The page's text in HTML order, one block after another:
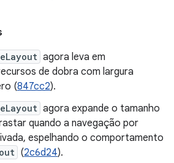
agora leva em
de dobra com largura
(847cc2).
agora expande o tamanho
quando a navegação por
espelhando o comportamento
(2c6d24).